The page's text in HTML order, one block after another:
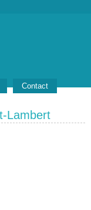
Contact
Lambert